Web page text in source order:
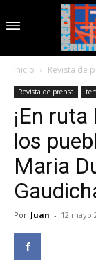
Inicio Revista de
Revista de prensa
¡En
los
Maria
Por Juan - 12 mayo